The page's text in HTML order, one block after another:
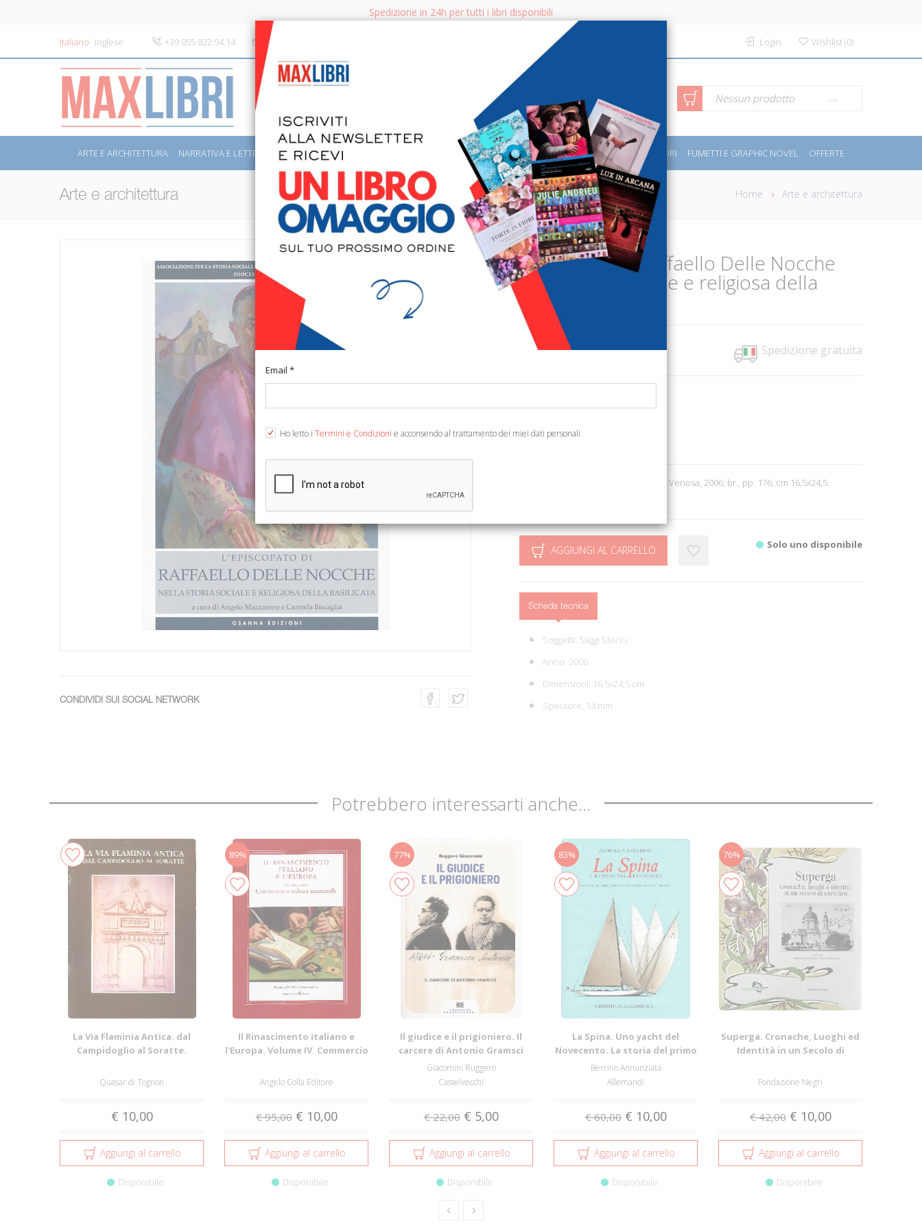
Spedizione in 24h per tutti i libri disponibili
Italiano Inglese +39 055 822.94.14 info@maxlibri.it Login Wishlist(0)
CERCA Ricerca avanzata Nessun prodotto
ARTE E ARCHITETTURA NARRATIVA E LETTERATURA SAGGISTICA LIBRI PER BAMBINI E RAGAZZI MANUALI - GUIDE - CORSI SPORT E MOTORI FUMETTI E GRAPHIC NOVEL OFFERTE
Arte e architettura Home Arte e architettura
CONDIVIDI SUI SOCIAL NETWORK
L'episcopio di Raffaello Delle Nocche
nella storia sociale e religiosa della
Basilicata
€ 15,00 Spedizione gratuita
Categoria: Religione e Spiritualità
A cura di Biscaglia C. e Mazzarone A. Venosa, 2006; br., pp. 176, cm 16,5x24,5.
AGGIUNGI AL CARRELLO Solo uno disponibile
Scheda tecnica
Soggetti: Saggi Storici
Anno: 2006
Dimensioni: 16,5x24,5 cm
Spessore: 14 mm
Potrebbero interessarti anche...
La Via Flaminia Antica. dal
Campidoglio al Soratte.
Quasar di Tognon
€ 10,00
Aggiungi al carrello
Disponibile
89%
Il Rinascimento italiano e
l'Europa. Volume IV. Commercio
Angelo Colla Editore
€ 95,00 € 10,00
Aggiungi al carrello
Disponibile
77%
Il giudice e il prigioniero. Il
carcere di Antonio Gramsci
Giacomini Ruggero
Castelvecchi
€ 22,00 € 5,00
Aggiungi al carrello
Disponibile
83%
La Spina. Uno yacht del
Novecento. La storia del primo
12 metri s...
Berrino Annunziata
Allemandi
€ 60,00 € 10,00
Aggiungi al carrello
Disponibile
76%
Superga. Cronache, Luoghi ed
Identità in un Secolo di
Fondazione Negri
€ 42,00 € 10,00
Aggiungi al carrello
Disponibile
Email *
Ho letto i Termini e Condizioni e acconsendo al trattamento dei miei dati personali